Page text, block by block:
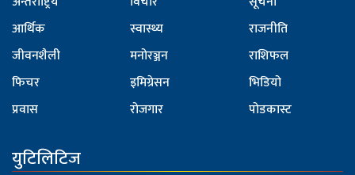
आर्थिक
जीवनशैली
फिचर
प्रवास
स्वास्थ्य
मनोरञ्जन
इमिग्रेसन
रोजगार
राजनीति
राशिफल
भिडियो
पोडकास्ट
युटिलिटिज